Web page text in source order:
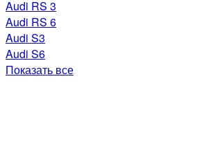
Audi RS 3
Audi RS 6
Audi S3
Audi S6
Показать все